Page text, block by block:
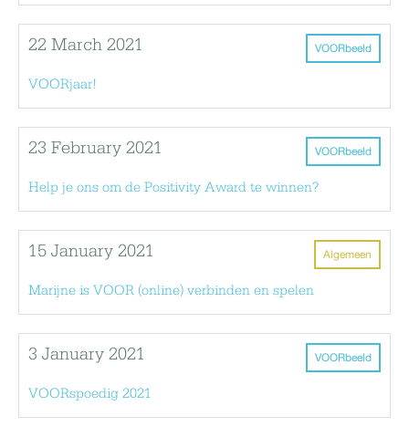
VOORbeeld
22 March 2021
VOORjaar!
VOORbeeld
23 February 2021
Help je ons om de Positivity Award te winnen?
Algemeen
15 January 2021
Marijne is VOOR (online) verbinden en spelen
VOORbeeld
3 January 2021
VOORspoedig 2021